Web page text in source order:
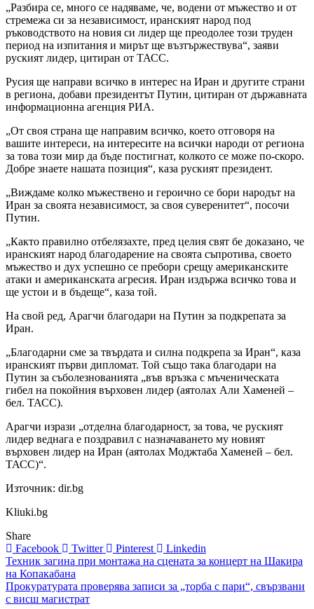
„Разбира се, много се надяваме, че, водени от мъжество и от
стремежа си за независимост, иранският народ под
ръководството на новия си лидер ще преодолее този труден
период на изпитания и мирът ще възтържествува“, заяви
руският лидер, цитиран от ТАСС.
Русия ще направи всичко в интерес на Иран и другите страни
в региона, добави президентът Путин, цитиран от държавната
информационна агенция РИА.
„От своя страна ще направим всичко, което отговоря на
вашите интереси, на интересите на всички народи от региона
за това този мир да бъде постигнат, колкото се може по-скоро.
Добре знаете нашата позиция“, каза руският президент.
„Виждаме колко мъжествено и героично се бори народът на
Иран за своята независимост, за своя суверенитет“, посочи
Путин.
„Както правилно отбелязахте, пред целия свят бе доказано, че
иранският народ благодарение на своята съпротива, своето
мъжество и дух успешно се пребори срещу американските
атаки и американската агресия. Иран издържа всичко това и
ще устои и в бъдеще“, каза той.
На свой ред, Арагчи благодари на Путин за подкрепата за
Иран.
„Благодарни сме за твърдата и силна подкрепа за Иран“, каза
иранският първи дипломат. Той също така благодари на
Путин за съболезнованията „във връзка с мъченическата
гибел на покойния върховен лидер (аятолах Али Хаменей –
бел. ТАСС).
Арагчи изрази „отделна благодарност, за това, че руският
лидер веднага е поздравил с назначаването му новият
върховен лидер на Иран (аятолах Моджтаба Хаменей – бел.
ТАСС)“.
Източник: dir.bg
Kliuki.bg
Share
Facebook
Twitter Pinterest Linkedin
Навигация
Техник загина при монтажа на сцената за концерт на Шакира
на Копакабана
Прокуратурата проверява записи за „торба с пари“, свързвани
с висш магистрат